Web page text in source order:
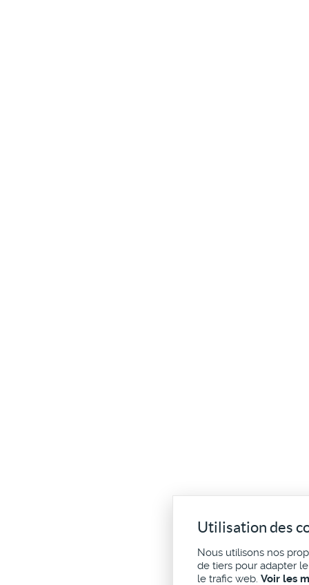
Utilisation des
Nous utilisons nos
de tiers pour adapter
le trafic web. Voir les